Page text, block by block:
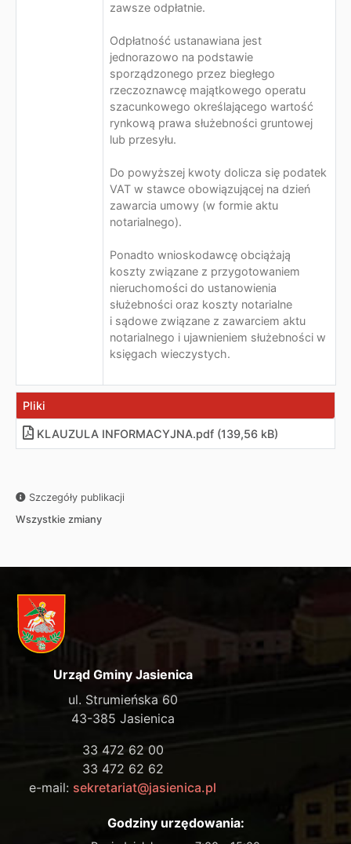
zawsze odpłatnie.
Odpłatność ustanawiana jest
jednorazowo na podstawie
sporządzonego przez biegłego
rzeczoznawcę majątkowego operatu
szacunkowego określającego wartość
rynkową prawa służebności gruntowej
lub przesyłu.
Do powyższej kwoty dolicza się podatek
VAT w stawce obowiązującej na dzień
zawarcia umowy (w formie aktu
notarialnego).
Ponadto wnioskodawcę obciążają
koszty związane z przygotowaniem
nieruchomości do ustanowienia
służebności oraz koszty notarialne
i sądowe związane z zawarciem aktu
notarialnego i ujawnieniem służebności w
księgach wieczystych.
Pliki
KLAUZULA INFORMACYJNA.pdf (139,56 kB)
Szczegóły publikacji
Wszystkie zmiany
Urząd Gminy Jasienica
ul. Strumieńska 60
43-385 Jasienica
33 472 62 00
33 472 62 62
e-mail: sekretariat@jasienica.pl
Godziny urzędowania: